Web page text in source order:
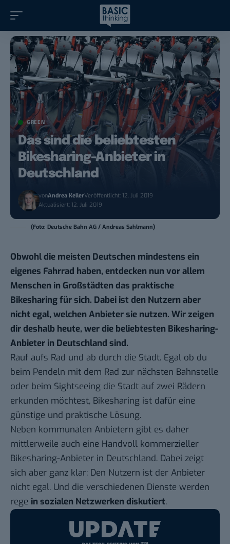
GREEN
Das sind die beliebtesten
Bikesharing-Anbieter in
Deutschland
vonAndrea KellerVeröffentlicht: 12. Juli 2019
Aktualisiert: 12. Juli 2019
(Foto: Deutsche Bahn AG / Andreas Sahlmann)
Obwohl die meisten Deutschen mindestens ein
eigenes Fahrrad haben, entdecken nun vor allem
Menschen in Großstädten das praktische
Bikesharing für sich. Dabei ist den Nutzern aber
nicht egal, welchen Anbieter sie nutzen. Wir zeigen
dir deshalb heute, wer die beliebtesten Bikesharing-
Anbieter in Deutschland sind.
Rauf aufs Rad und ab durch die Stadt. Egal ob du
beim Pendeln mit dem Rad zur nächsten Bahnstelle
oder beim Sightseeing die Stadt auf zwei Rädern
erkunden möchtest, Bikesharing ist dafür eine
günstige und praktische Lösung.
Neben kommunalen Anbietern gibt es daher
mittlerweile auch eine Handvoll kommerzieller
Bikesharing-Anbieter in Deutschland. Dabei zeigt
sich aber ganz klar: Den Nutzern ist der Anbieter
nicht egal. Und die verschiedenen Dienste werden
rege in sozialen Netzwerken diskutiert.